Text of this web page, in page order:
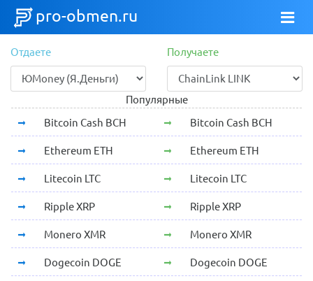
pro-obmen.ru
Отдаете Получаете
Популярные
Bitcoin Cash BCH
Bitcoin Cash BCH
Ethereum ETH Ethereum ETH
Litecoin LTC Litecoin LTC
Ripple XRP Ripple XRP
Monero XMR Monero XMR
Dogecoin DOGE Dogecoin DOGE